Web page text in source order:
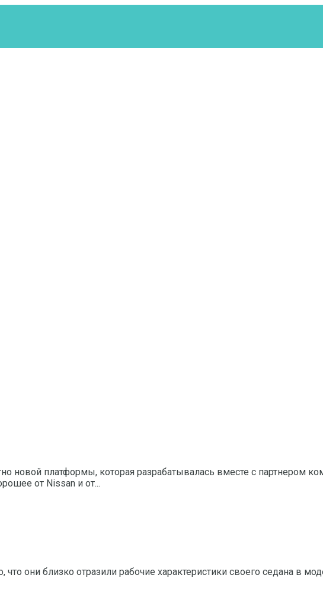
новой платформы, которая разрабатывалась вместе с партнером
от Nissan и от...
они близко отразили рабочие характеристики своего седана в